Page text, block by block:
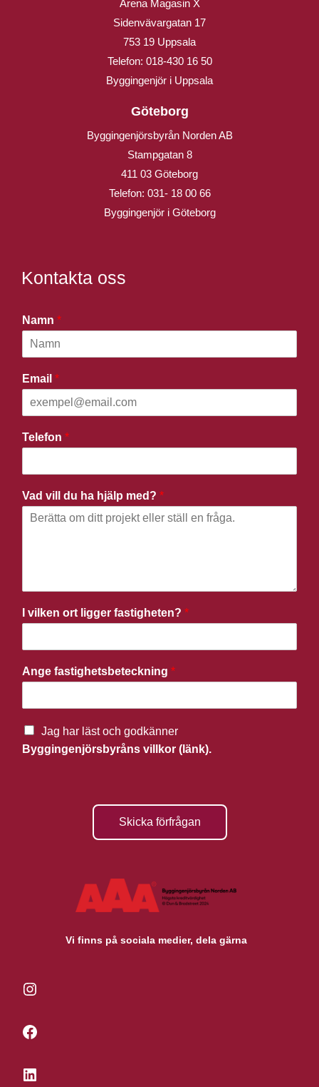
Arena Magasin X
Sidenvävargatan 17
753 19 Uppsala
Telefon: 018-430 16 50
Byggingenjör i Uppsala
Göteborg
Byggingenjörsbyrån Norden AB
Stampgatan 8
411 03 Göteborg
Telefon: 031- 18 00 66
Byggingenjör i Göteborg
Kontakta oss
Namn *
Email *
Telefon *
Vad vill du ha hjälp med? *
I vilken ort ligger fastigheten? *
Ange fastighetsbeteckning *
Jag har läst och godkänner
Byggingenjörsbyråns villkor (länk).
Skicka förfrågan
Vi finns på sociala medier, dela gärna
Instagram
Facebook
LinkedIn